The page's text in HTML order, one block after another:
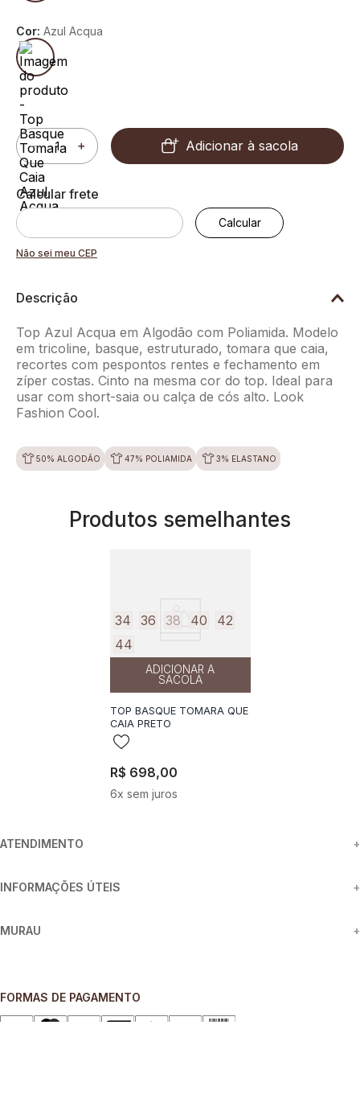
Cor: Azul Acqua
＋
－ Adicionar à sacola
Não sei meu CEP
Descrição
Top Azul Acqua em Algodão com Poliamida. Modelo
em tricoline, basque, estruturado, tomara que caia,
recortes com pespontos rentes e fechamento em
zíper costas. Cinto na mesma cor do top. Ideal para
usar com short-saia ou calça de cós alto. Look
Fashion Cool.
50% ALGODÃO 47% POLIAMIDA 3% ELASTANO
Produtos semelhantes
34 36 38 40
42
44
ADICIONAR A
SACOLA
TOP BASQUE TOMARA QUE
CAIA PRETO
R$ 698,00
6x sem juros
ATENDIMENTO +
INFORMAÇÕES ÚTEIS +
MURAU +
FORMAS DE PAGAMENTO